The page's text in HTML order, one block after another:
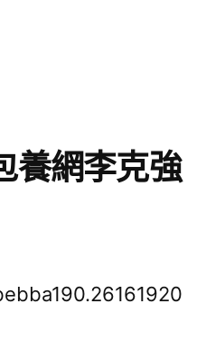
養網李克強